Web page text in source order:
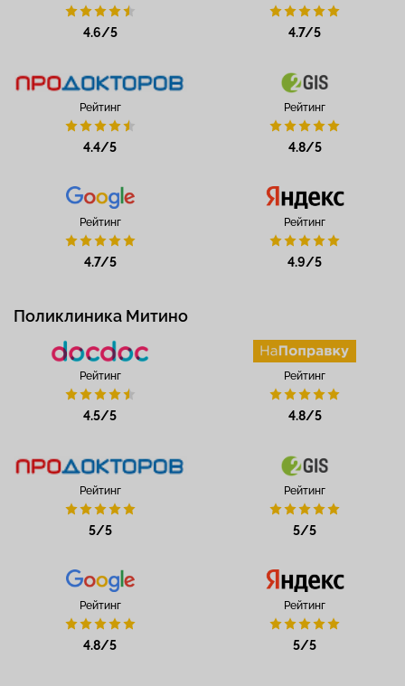
4.6/5 4.7/5
Рейтинг
4.4/5
Рейтинг
4.8/5
Рейтинг
4.7/5
Рейтинг
4.9/5
Поликлиника Митино
Рейтинг
4.5/5
Рейтинг
4.8/5
Рейтинг
5/5
Рейтинг
5/5
Рейтинг
4.8/5
Рейтинг
5/5